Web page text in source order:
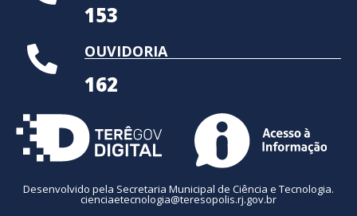
153
OUVIDORIA
162
Desenvolvido pela Secretaria Municipal de Ciência e Tecnologia.
cienciaetecnologia@teresopolis.rj.gov.br